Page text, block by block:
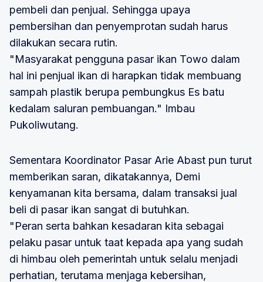
pembeli dan penjual. Sehingga upaya
pembersihan dan penyemprotan sudah harus
dilakukan secara rutin.
"Masyarakat pengguna pasar ikan Towo dalam
hal ini penjual ikan di harapkan tidak membuang
sampah plastik berupa pembungkus Es batu
kedalam saluran pembuangan." Imbau
Pukoliwutang.
Sementara Koordinator Pasar Arie Abast pun turut
memberikan saran, dikatakannya, Demi
kenyamanan kita bersama, dalam transaksi jual
beli di pasar ikan sangat di butuhkan.
"Peran serta bahkan kesadaran kita sebagai
pelaku pasar untuk taat kepada apa yang sudah
di himbau oleh pemerintah untuk selalu menjadi
perhatian, terutama menjaga kebersihan,